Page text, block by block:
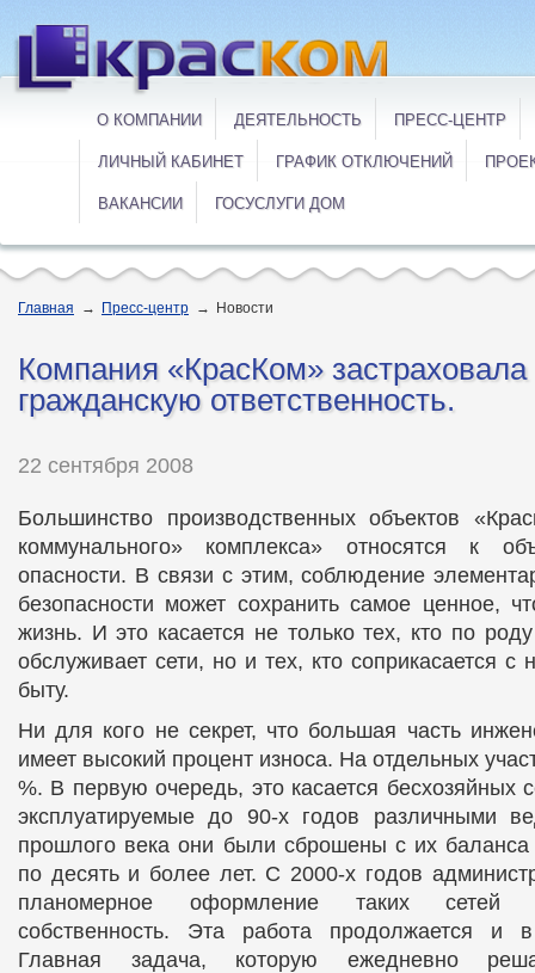
О КОМПАНИИ ДЕЯТЕЛЬНОСТЬ ПРЕСС-ЦЕНТР
ЛИЧНЫЙ КАБИНЕТ ГРАФИК ОТКЛЮЧЕНИЙ
ВАКАНСИИ ГОСУСЛУГИ ДОМ
Главная → Пресс-центр → Новости
Компания «КрасКом»
гражданскую ответственность.
22 сентября 2008
Большинство производственных объектов
коммунального» комплекса» относятся к
опасности. В связи с этим, соблюдение
безопасности может сохранить самое ценное,
жизнь. И это касается не только тех, кто по
обслуживает сети, но и тех, кто соприкасается с
быту.
Ни для кого не секрет, что большая часть
имеет высокий процент износа. На отдельных
%. В первую очередь, это касается бесхозяйных
эксплуатируемые до 90-х годов различными
прошлого века они были сброшены с их
по десять и более лет. С 2000-х годов
планомерное оформление таких сетей
собственность. Эта работа продолжается и
Главная задача, которую ежедневно